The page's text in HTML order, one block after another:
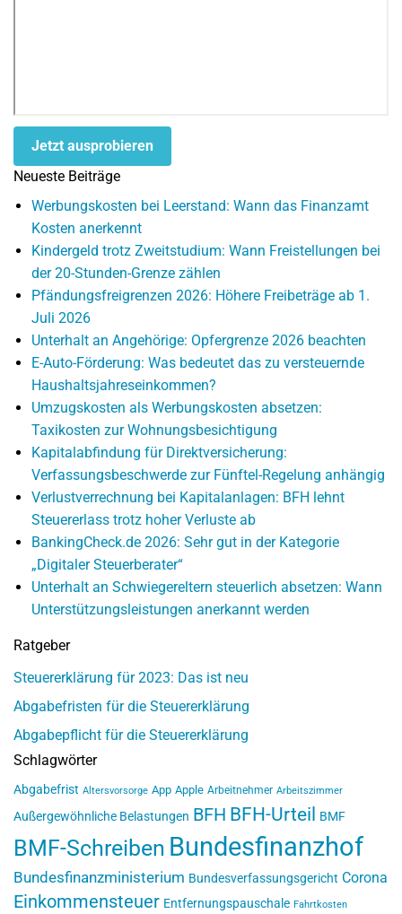
Jetzt ausprobieren
Neueste Beiträge
Werbungskosten bei Leerstand: Wann das Finanzamt
Kosten anerkennt
Kindergeld trotz Zweitstudium: Wann Freistellungen bei
der 20-Stunden-Grenze zählen
Pfändungsfreigrenzen 2026: Höhere Freibeträge ab 1.
Juli 2026
Unterhalt an Angehörige: Opfergrenze 2026 beachten
E-Auto-Förderung: Was bedeutet das zu versteuernde
Haushaltsjahreseinkommen?
Umzugskosten als Werbungskosten absetzen:
Taxikosten zur Wohnungsbesichtigung
Kapitalabfindung für Direktversicherung:
Verfassungsbeschwerde zur Fünftel-Regelung anhängig
Verlustverrechnung bei Kapitalanlagen: BFH lehnt
Steuererlass trotz hoher Verluste ab
BankingCheck.de 2026: Sehr gut in der Kategorie
„Digitaler Steuerberater“
Unterhalt an Schwiegereltern steuerlich absetzen: Wann
Unterstützungsleistungen anerkannt werden
Ratgeber
Steuererklärung für 2023: Das ist neu
Abgabefristen für die Steuererklärung
Abgabepflicht für die Steuererklärung
Schlagwörter
Abgabefrist Altersvorsorge App Apple Arbeitnehmer Arbeitszimmer
Außergewöhnliche Belastungen BFH BFH-Urteil BMF
BMF-Schreiben Bundesfinanzhof
Bundesfinanzministerium Bundesverfassungsgericht Corona
Einkommensteuer Entfernungspauschale Fahrtkosten